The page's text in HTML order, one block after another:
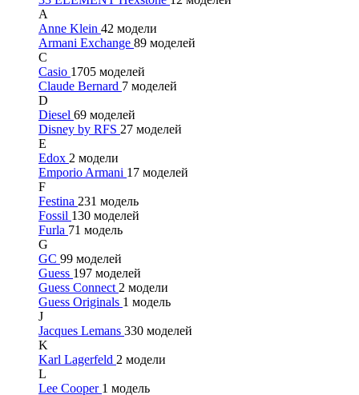
A
Anne Klein 42 модели
Armani Exchange 89 моделей
C
Casio 1705 моделей
Claude Bernard 7 моделей
D
Diesel 69 моделей
Disney by RFS 27 моделей
E
Edox 2 модели
Emporio Armani 17 моделей
F
Festina 231 модель
Fossil 130 моделей
Furla 71 модель
G
GC 99 моделей
Guess 197 моделей
Guess Connect 2 модели
Guess Originals 1 модель
J
Jacques Lemans 330 моделей
K
Karl Lagerfeld 2 модели
L
Lee Cooper 1 модель